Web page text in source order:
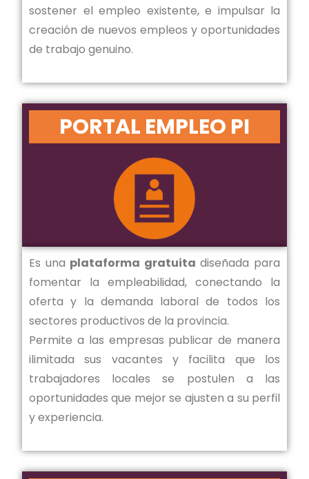
sostener el empleo existente, e impulsar la
creación de nuevos empleos y oportunidades
de trabajo genuino.
PORTAL EMPLEO PI
Es una plataforma gratuita diseñada para
fomentar la empleabilidad, conectando la
oferta y la demanda laboral de todos los
sectores productivos de la provincia.
Permite a las empresas publicar de manera
ilimitada sus vacantes y facilita que los
trabajadores locales se postulen a las
oportunidades que mejor se ajusten a su perfil
y experiencia.